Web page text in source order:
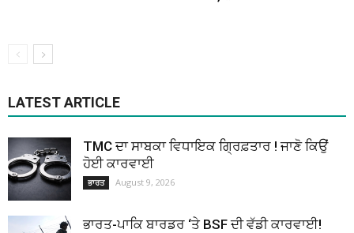
LATEST ARTICLE
TMC ਦਾ ਸਾਬਕਾ ਵਿਧਾਇਕ ਗ੍ਰਿਫ਼ਤਾਰ ! ਜਾਣੋ ਕਿਉਂ
ਹੋਈ ਕਾਰਵਾਈ
ਭਾਰਤ August 9, 2026
ਭਾਰਤ-ਪਾਕਿ ਬਾਰਡਰ ‘ਤੇ BSF ਦੀ ਵੱਡੀ ਕਾਰਵਾਈ!